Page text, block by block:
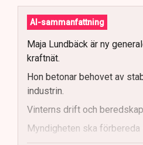
AI-sammanfattning
Maja Lundbäck är ny
kraftnät.
Hon betonar behovet av
industrin.
Vinterns drift och
Myndigheten ska